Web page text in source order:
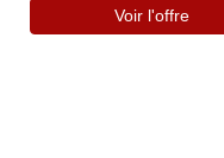
Voir l'offre